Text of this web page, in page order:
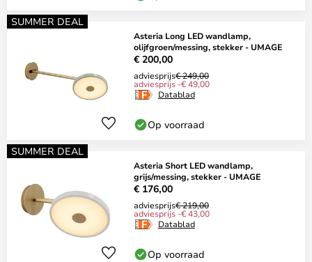
SUMMER DEAL
Asteria Long LED wandlamp,
olijfgroen/messing, stekker - UMAGE
€ 200,00
adviesprijs€ 249,00
adviesprijs -€ 49,00
Datablad
Op voorraad
SUMMER DEAL
Asteria Short LED wandlamp,
grijs/messing, stekker - UMAGE
€ 176,00
adviesprijs€ 219,00
adviesprijs -€ 43,00
Datablad
Op voorraad